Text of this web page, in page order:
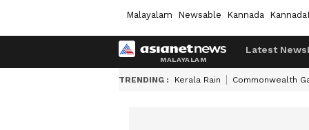
Malayalam Newsable Kannada
Latest News
TRENDING : Kerala Rain Commonwealth